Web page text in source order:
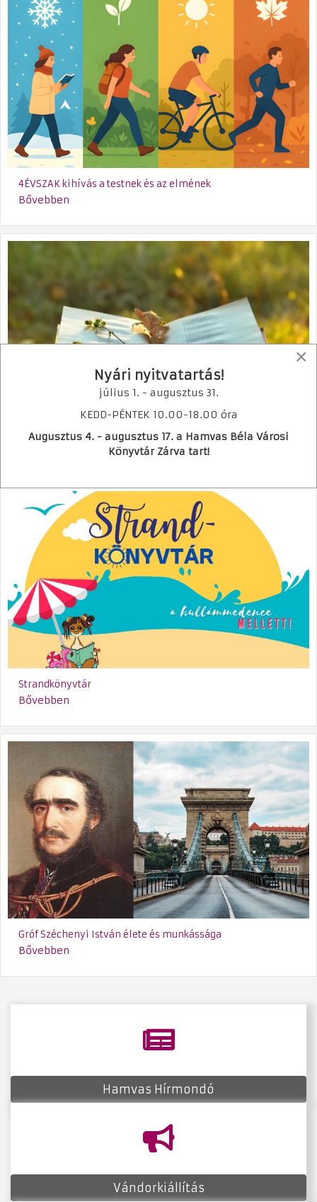
4ÉVSZAK kihívás a testnek és az elmének
Bővebben
Természet és költészet
Strandkönyvtár
Bővebben
Gróf Széchenyi István élete és munkássága
Bővebben
fas
fa-
Hamvas Hírmondó
Vándorkiállítás
×
Nyári nyitvatartás!
július 1. - augusztus 31.
KEDD-PÉNTEK 10.00-18.00 óra
Augusztus 4. - augusztus 17. a Hamvas Béla Városi
Könyvtár Zárva tart!